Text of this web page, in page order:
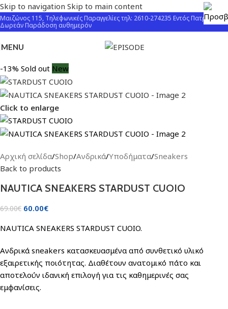
Skip to navigation Skip to main content
Μαιζώνος 115, Τηλεφωνικές Παραγγελίες τηλ: 2610-274235 Εντός Πατρών
Δωρεάν Παράδοση αυθημερόν
MENU
-13% Sold out New
Click to enlarge
Αρχική σελίδα/Shop/Ανδρικά/Υποδήματα/Sneakers
Back to products
NAUTICA SNEAKERS STARDUST CUOIO
69.00€ 60.00€
NAUTICA SNEAKERS STARDUST CUOIO.
Ανδρικά sneakers κατασκευασμένα από συνθετικό υλικό
εξαιρετικής ποιότητας. Διαθέτουν ανατομικό πάτο και
αποτελούν ιδανική επιλογή για τις καθημερινές σας
εμφανίσεις.